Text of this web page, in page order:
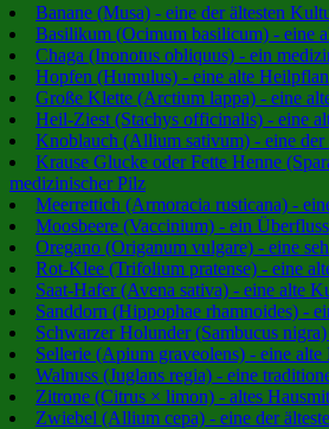
Banane (Musa) - eine der ältesten
Basilikum (Ocimum basilicum) - eine
Chaga (Inonotus obliquus) - ein
Hopfen (Humulus) - eine alte
Große Klette (Arctium lappa) - eine
Heil-Ziest (Stachys officinalis) - eine
Knoblauch (Allium sativum) - eine der
Krause Glucke oder Fette Henne
medizinischer Pilz
Meerrettich (Armoracia rusticana) -
Moosbeere (Vaccinium) - ein
Oregano (Origanum vulgare) - eine
Rot-Klee (Trifolium pratense) - eine
Saat-Hafer (Avena sativa) - eine alte
Sanddorn (Hippophae rhamnoides) -
Schwarzer Holunder (Sambucus
Sellerie (Apium graveolens) - eine
Walnuss (Juglans regia) - eine
Zitrone (Citrus × limon) - altes
Zwiebel (Allium cepa) - eine der